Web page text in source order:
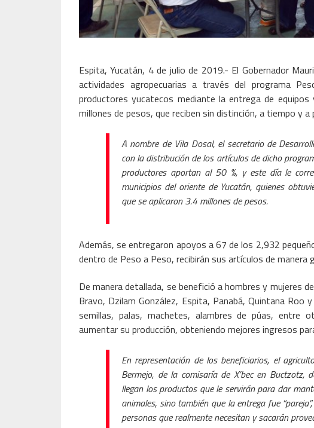
Espita, Yucatán, 4 de julio de 2019.- El Gobernador
actividades agropecuarias a través del programa
productores yucatecos mediante la entrega de
millones de pesos, que reciben sin distinción, a tiempo y
A nombre de Vila Dosal, el secretario de
con la distribución de los artículos de dicho
productores aportan al 50 %, y este día le
municipios del oriente de Yucatán, quienes
que se aplicaron 3.4 millones de pesos.
Además, se entregaron apoyos a 67 de los 2,932
dentro de Peso a Peso, recibirán sus artículos de manera
De manera detallada, se benefició a hombres y mujeres
Bravo, Dzilam González, Espita, Panabá, Quintana Roo
semillas, palas, machetes, alambres de púas, entre
aumentar su producción, obteniendo mejores ingresos
En representación de los beneficiarios, el
Bermejo, de la comisaría de X’bec en
llegan los productos que le servirán para dar
animales, sino también que la entrega fue
personas que realmente necesitan y sacarán